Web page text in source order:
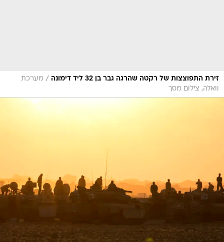
זירת התפוצצות של רקטה שהרגה גבר בן 32 ליד דימונה / מערכת
וואלה, צילום מסך